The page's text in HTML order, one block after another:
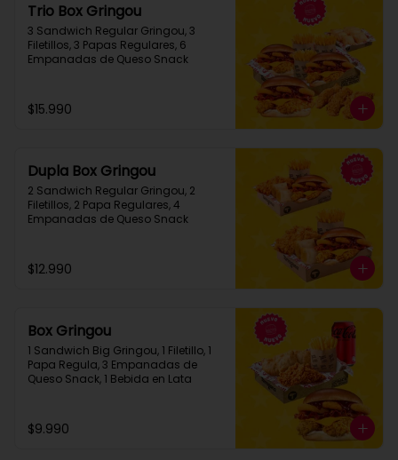
Trio Box Gringou
3 Sandwich Regular Gringou, 3
Filetillos, 3 Papas Regulares, 6
Empanadas de Queso Snack
$15.990
Dupla Box Gringou
2 Sandwich Regular Gringou, 2
Filetillos, 2 Papa Regulares, 4
Empanadas de Queso Snack
$12.990
Box Gringou
1 Sandwich Big Gringou, 1 Filetillo, 1
Papa Regula, 3 Empanadas de
Queso Snack, 1 Bebida en Lata
$9.990